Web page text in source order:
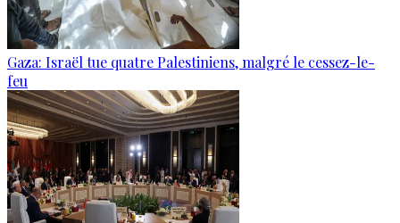
Gaza: Israël tue quatre Palestiniens, malgré le cessez-le-
feu